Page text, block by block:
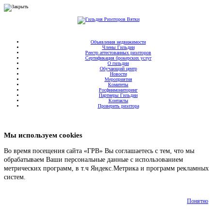
Объявления недвижимости
Члены Гильдии
Реестр аттестованных риэлторов
Сертификация брокерских услуг
О гильдии
Обучающий центр
Новости
Мероприятия
Комитеты
Росфинмониторинг
Партнеры Гильдии
Контакты
Проверить риэлтора
Мы используем cookies
Во время посещения сайта «ГРВ» Вы соглашаетесь с тем, что мы
обрабатываем Ваши персональные данные с использованием
метрических программ, в т.ч Яндекс.Метрика и программ рекламных
систем.
Понятно